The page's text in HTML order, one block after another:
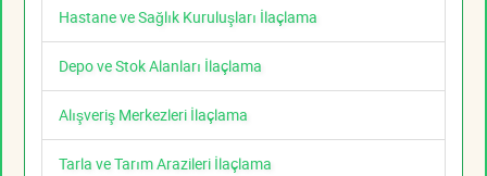
Hastane ve Sağlık Kuruluşları İlaçlama
Depo ve Stok Alanları İlaçlama
Alışveriş Merkezleri İlaçlama
Tarla ve Tarım Arazileri İlaçlama